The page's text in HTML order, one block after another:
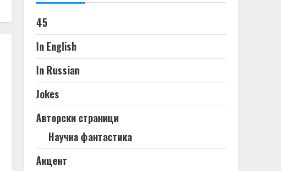
45
In English
In Russian
Jokes
Авторски страници
Научна фантастика
Акцент